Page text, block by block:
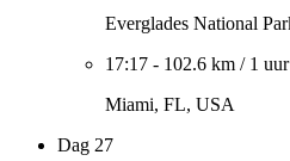
Everglades National
17:17 - 102.6 km / 1
Miami, FL, USA
Dag 27